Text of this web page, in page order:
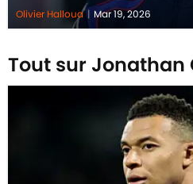
Olivier Halloua | Mar 19, 2026
Tout sur Jonathan